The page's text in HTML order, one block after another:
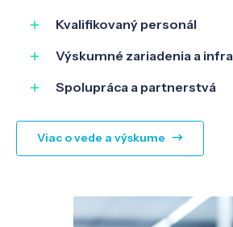
Kvalifikovaný personál
Výskumné zariadenia a
Spolupráca a partnerstvá
Viac o vede a výskume